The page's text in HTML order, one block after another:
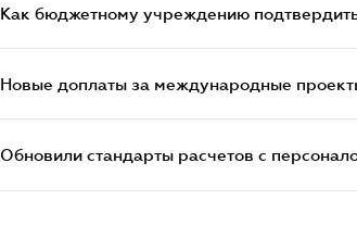
Как бюджетному учреждению подтвердить
Новые доплаты за международные
Обновили стандарты расчетов с